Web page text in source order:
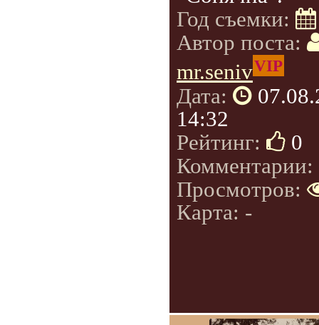
Год съемки:
Автор поста:
mr.senivVIP
Дата:
14:32
Рейтинг:
0
Комментарии:
Просмотров:
Карта: -